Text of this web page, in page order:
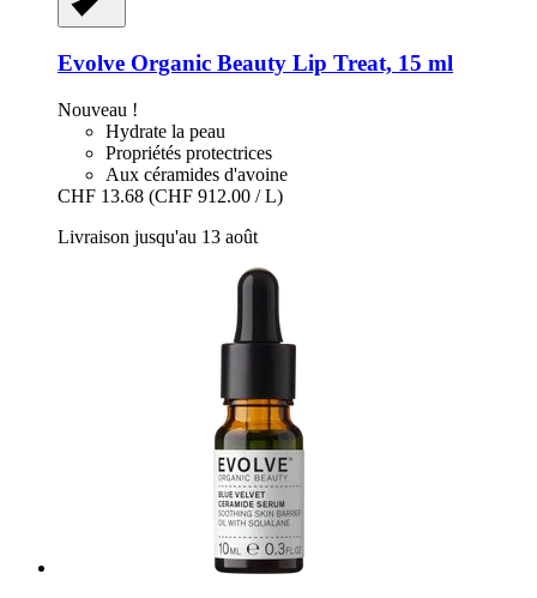
Evolve Organic Beauty Lip Treat, 15 ml
Nouveau !
Hydrate la peau
Propriétés protectrices
Aux céramides d'avoine
CHF 13.68 (CHF 912.00 / L)
Livraison jusqu'au 13 août